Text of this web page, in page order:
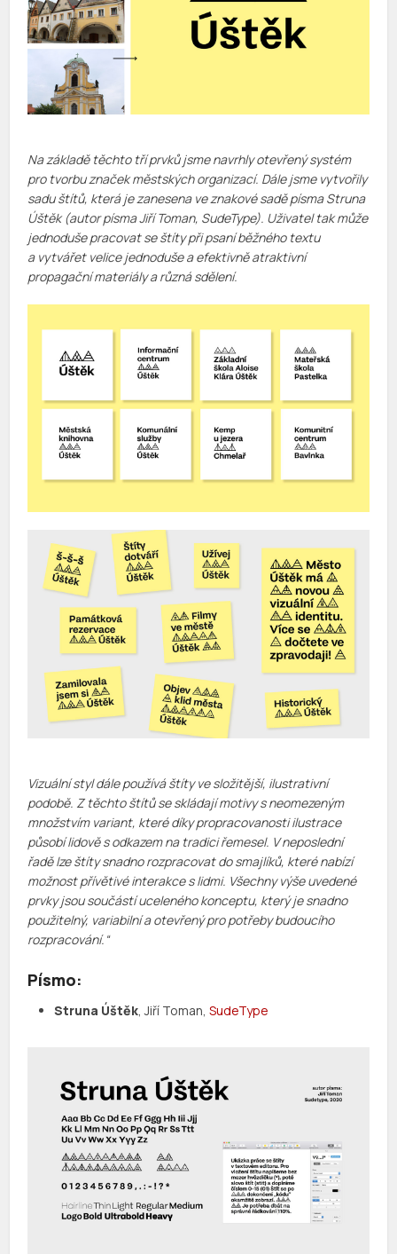
Na základě těchto tří prvků jsme navrhly otevřený systém
pro tvorbu značek městských organizací. Dále jsme vytvořily
sadu štítů, která je zanesena ve znakové sadě písma Struna
Úštěk (autor písma Jiří Toman, SudeType). Uživatel tak může
jednoduše pracovat se štíty při psaní běžného textu
a vytvářet velice jednoduše a efektivně atraktivní
propagační materiály a různá sdělení.
Vizuální styl dále používá štíty ve složitější, ilustrativní
podobě. Z těchto štítů se skládají motivy s neomezeným
množstvím variant, které díky propracovanosti ilustrace
působí lidově s odkazem na tradici řemesel. V neposlední
řadě lze štíty snadno rozpracovat do smajlíků, které nabízí
možnost přívětivé interakce s lidmi. Všechny výše uvedené
prvky jsou součástí uceleného konceptu, který je snadno
použitelný, variabilní a otevřený pro potřeby budoucího
rozpracování. “
Písmo:
Struna Úštěk , Jiří Toman,SudeType